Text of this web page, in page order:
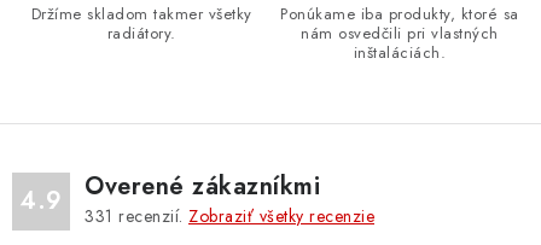
v
p
i
Držíme skladom takmer všetky
radiátory.
Ponúkame iba produkty, ktoré sa
nám osvedčili pri vlastných
inštaláciách.
4.9 Overené zákazníkmi
331 recenzií. Zobraziť všetky recenzie